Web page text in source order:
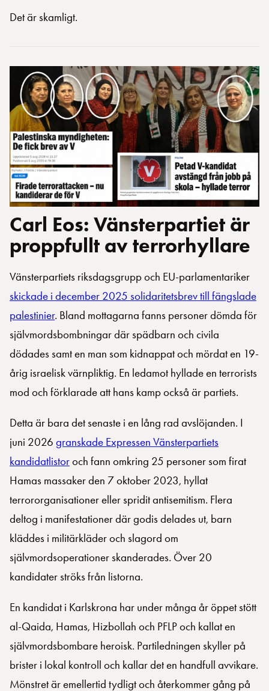
Det är skamligt.
Carl Eos: Vänsterpartiet är
proppfullt av terrorhyllare
Vänsterpartiets riksdagsgrupp och EU-parlamentariker
skickade i december 2025 solidaritetsbrev till fängslade
palestinier. Bland mottagarna fanns personer dömda för
självmordsbombningar där spädbarn och civila
dödades samt en man som kidnappat och mördat en 19-
årig israelisk värnpliktig. En ledamot hyllade en terrorists
mod och förklarade att hans kamp också är partiets.
Detta är bara det senaste i en lång rad avslöjanden. I
juni 2026 granskade Expressen Vänsterpartiets
kandidatlistoroch fann omkring 25 personer som firat
Hamas massaker den 7 oktober 2023, hyllat
terrororganisationer eller spridit antisemitism. Flera
deltog i manifestationer där godis delades ut, barn
kläddes i militärkläder och slagord om
självmordsoperationer skanderades. Över 20
kandidater ströks från listorna.
En kandidat i Karlskrona har under många år öppet stött
al-Qaida, Hamas, Hizbollah och PFLP och kallat en
självmordsbombare heroisk. Partiledningen skyller på
brister i lokal kontroll och kallar det en handfull avvikare.
Mönstret är emellertid tydligt och återkommer gång på